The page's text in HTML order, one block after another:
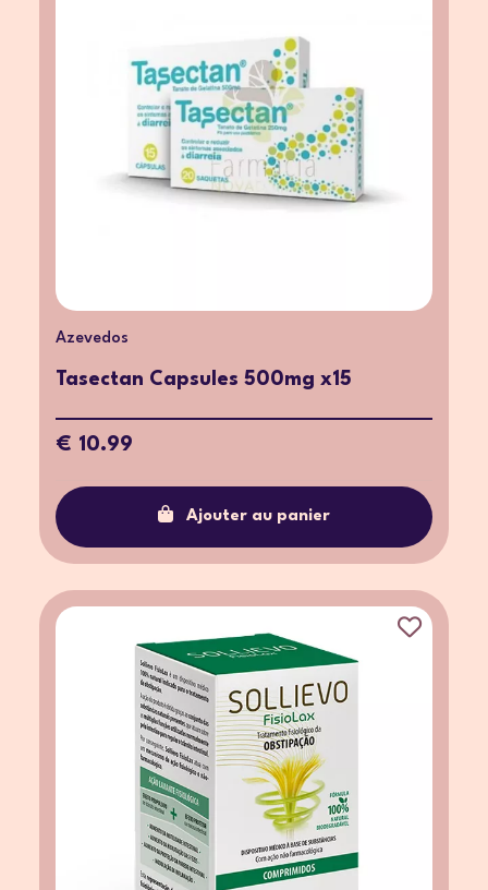
Azevedos
Tasectan Capsules 500mg x15
€ 10.99
Ajouter au panier